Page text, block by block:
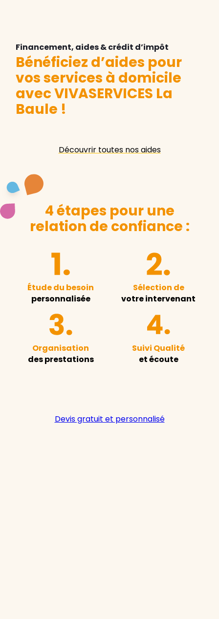
Financement, aides & crédit d’impôt
Bénéficiez d’aides pour
vos services à domicile
avec VIVASERVICES La
Baule !
Découvrir toutes nos aides
4 étapes pour une
relation de confiance :
Étude du besoin
personnalisée
Sélection de
votre intervenant
Organisation
des prestations
Suivi Qualité
et écoute
Devis gratuit et personnalisé